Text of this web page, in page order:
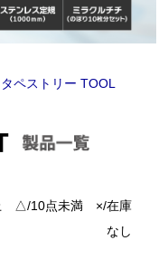
タペストリー TOOL
△/10点未満 ×/在庫
なし